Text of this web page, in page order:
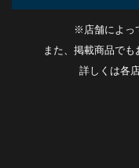
※店舗によっ
また、掲載商品でも
詳しくは各